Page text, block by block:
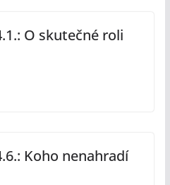
O skutečné roli
Koho nenahradí